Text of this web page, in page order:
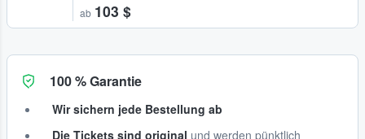
ab 103 $
100 % Garantie
Wir sichern jede Bestellung ab
Die Tickets sind original und werden pünktlich